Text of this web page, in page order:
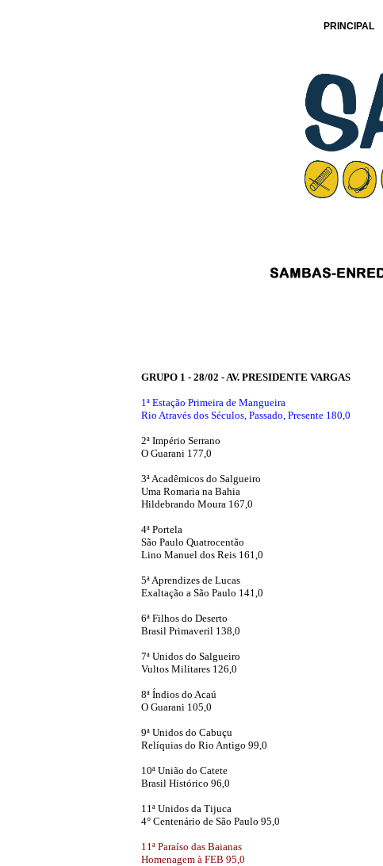
PRINCIPAL
GRUPO 1 - 28/02 - AV. PRESIDENTE VARGAS
1ª Estação Primeira de Mangueira
Rio Através dos Séculos, Passado, Presente 180,0
2ª Império Serrano
O Guarani 177,0
3ª Acadêmicos do Salgueiro
Uma Romaria na Bahia
Hildebrando Moura 167,0
4ª Portela
São Paulo Quatrocentão
Lino Manuel dos Reis 161,0
5ª Aprendizes de Lucas
Exaltação a São Paulo 141,0
6ª Filhos do Deserto
Brasil Primaveril 138,0
7ª Unidos do Salgueiro
Vultos Militares 126,0
8ª Índios do Acaú
O Guarani 105,0
9ª Unidos do Cabuçu
Relíquias do Rio Antigo 99,0
10ª União do Catete
Brasil Histórico 96,0
11ª Unidos da Tijuca
4° Centenário de São Paulo 95,0
11ª Paraíso das Baianas
Homenagem à FEB 95,0